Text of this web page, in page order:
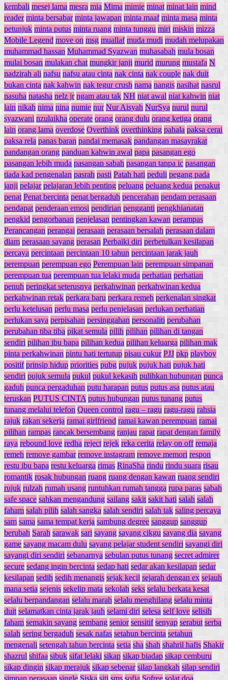
kembali mesej lama mesra mia Mima mimie minat minat lain mind
reader minta bersabar minta jawapan minta maaf minta masa minta
petunjuk minta putus minta ruang minta tunggu miri miskin mizza
Mobile Legend move on msg muallaf muda mudi mudah melupakan
muhammad hassan Muhammad Syazwan muhasabah mula bosan
mulai bosan mulakan chat mungkir janji murid murung mustafa N
nadzirah ali nafsu nafsu atau cinta nak cinta nak couple nak duit
bukan cinta nak kahwin nak tegur crush nama nangis nasihat nasrul
nasuha natasha nelz jr ngam atau tak NH niat awal niat kahwin niat
lain nikah nima nina numie nur Nur Aisyah NurSya nurul nurul
syazwani nzulaikha operate orang orang dulu orang ketiga orang
lain orang lama overdose Overthink overthinking pahala paksa cerai
paksa rela panas baran pandai memasak pandangan masayrakat
pandangan orang panduan kahwin awal papa pasangan ego
pasangan lebih muda pasangan sabah pasangan tanpa ic pasangan
tiada kad pengenalan pasrah pasti Patah hati peduli pegang pada
janji pelajar pelajaran lebih penting peluang peluang kedua penakut
penat Penat bercinta penat bergaduh pencerahan pendam perasaan
pendapat penderaan emosi pendirian pengganti pengkhianatan
pengkid pengorbanan penjelasan pentingkan kawan perampas
Perancangan perangai perasaan perasaan bersalah perasaan dalam
diam perasaan sayang perasan Perbaiki diri perbetulkan kesilapan
percaya percintaan percintaan 10 tahun percintaan jarak jauh
perempuan perempuan ego Perempuan lain perempuan simpanan
perempuan tua perempuan tua lelaki muda perhatian perhatian
penuh peringkat seterusnya perkahwinan perkahwinan kedua
perkahwinan retak perkara baru perkara remeh perkenalan singkat
perlu ketelusan perlu masa perlu penjelasan perlukan perhatian
perlukan saya perpisahan persinggahan personaliti perubahan
perubahan tiba tiba pikat semula pilih pilihan pilihan di tangan
sendiri pilihan ibu bapa pilihan kedua pilihan keluarga pilihan mak
pinta perkahwinan pintu hati tertutup pisau cukur PJJ pkp playboy
positif prinsip hidup priorities pubg pujuk pujuk hati pujuk hati
sendiri pujuk semula pukul pukul kekasih pulihkan hubungan punca
gaduh punca pergaduhan putu harapan putus putus asa putus atau
teruskan PUTUS CINTA putus hubungan putus tunang putus
tunang melalui telefon Queen control ragu – ragu ragu-ragu rahsia
rajuk rakan sekerja ramai girlfriend ramai kawan perempuan ramai
pilihan rampas rancak bersembang ranjau rapat rapat dengan family
raya rebound love redha reject rejek reka cerita relay on off remaja
remeh remove gambar remove instagram remove memori respon
restu ibu bapa restu keluarga rimas RinaSha rindu rindu suara risau
romantik rosak hubungan ruang ruang dengan kawan ruang sendiri
rujuk rulzah rumah usang runtuhkan rumah tangga rupa paras sabah
safe space sahkan mengandung sailang sakit sakit hati salah salah
faham salah pilih salah sangka salah sendiri salah tak saling percaya
sam sama sama tempat kerja sambung degree sanggup sanggup
berubah Sarah sarawak sari sayang sayang cikgu sayang dia sayang
game sayang macam dulu sayang pelajar student sendiri sayangi diri
sayangi diri sendiri sebanarnya sebulan putus tunang secret admirer
secure sedang ingin bercinta sedap hati sedar akan kesilapan sedar
kesilapan sedih sedih menangis sejak kecil sejarah dengan ex sejauh
mana setia sejenis sekelip mata sekolah seks selalu berkata kesat
selalu berpandangan selalu marah selalu menghilang selalu minta
duit selamatkan cinta jarak jauh selami diri selesa self love selisih
faham semakin sayang sembang senior sensitif senyap serabut serba
salah sering bergaduh sesak nafas setahun bercinta setahun
mengenali setengah tahun bercinta setia sha shah shahril hafis Shakir
shazrul shifaa sibuk sifat lelaki sikap sikap biadap sikap cemburu
sikap dingin sikap merajuk sikap sebenar silap langkah silap sendiri
simpan perasaan single Siska siti sms sofia Sofree solat doa